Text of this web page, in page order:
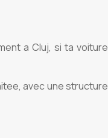
a Cluj, si ta voiture
avec une structure